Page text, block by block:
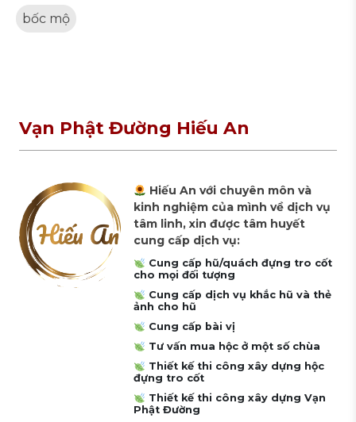
bốc mộ
Vạn Phật Đường Hiếu An
Hiếu An với chuyên môn và
kinh nghiệm của mình về dịch vụ
tâm linh, xin được tâm huyết
cung cấp dịch vụ:
Cung cấp hũ/quách đựng tro cốt
cho mọi đối tượng
Cung cấp dịch vụ khắc hũ và thẻ
ảnh cho hũ
Cung cấp bài vị
Tư vấn mua hộc ở một số chùa
Thiết kế thi công xây dựng hộc
đựng tro cốt
Thiết kế thi công xây dựng Vạn
Phật Đường